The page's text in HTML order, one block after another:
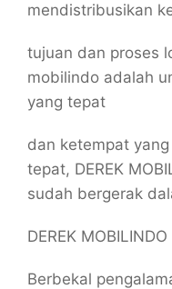
mendistribusikan
tujuan dan proses
mobilindo adalah
yang tepat
dan ketempat
tepat, DEREK
sudah bergerak
DEREK
Berbekal